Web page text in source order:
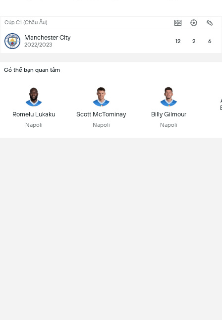
Cúp C1 (Châu Âu)
Manchester City
2022/2023 12 2 6
Có thể bạn quan tâm
Romelu Lukaku
Napoli
Scott McTominay
Napoli
Billy Gilmour
Napoli